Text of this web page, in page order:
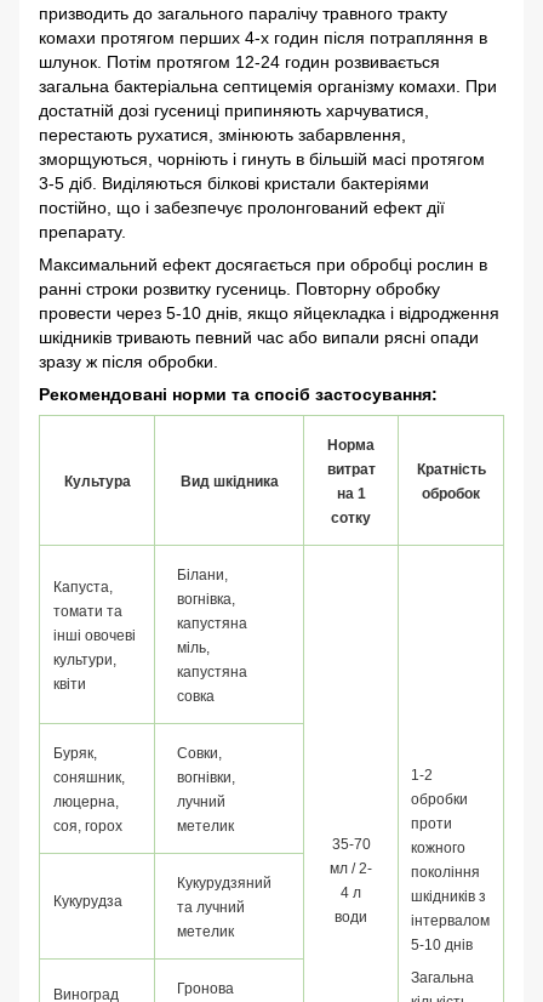
призводить до загального паралічу травного тракту
комахи протягом перших 4-х годин після потрапляння в
шлунок. Потім протягом 12-24 годин розвивається
загальна бактеріальна септицемія організму комахи. При
достатній дозі гусениці припиняють харчуватися,
перестають рухатися, змінюють забарвлення,
зморщуються, чорніють і гинуть в більшій масі протягом
3-5 діб. Виділяються білкові кристали бактеріями
постійно, що і забезпечує пролонгований ефект дії
препарату.
Максимальний ефект досягається при обробці рослин в
ранні строки розвитку гусениць. Повторну обробку
провести через 5-10 днів, якщо яйцекладка і відродження
шкідників тривають певний час або випали рясні опади
зразу ж після обробки.
Рекомендовані норми та спосіб застосування:
Культура Вид шкідника
Норма
витрат
на 1
сотку
Кратність
обробок
Капуста,
томати та
інші овочеві
культури,
квіти
Білани,
вогнівка,
капустяна
міль,
капустяна
совка
35-70
мл / 2-
4 л
води
1-2
обробки
проти
кожного
покоління
шкідників з
інтервалом
5-10 днів
Загальна
Буряк,
соняшник,
люцерна,
соя, горох
Совки,
вогнівки,
лучний
метелик
Кукурудза
Кукурудзяний
та лучний
метелик
Виноград Гронова